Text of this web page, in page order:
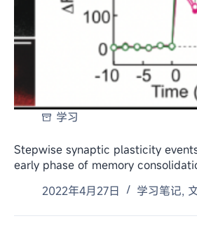
学习
Stepwise synaptic plasticity
early phase of memory
2022年4月27日
学习笔记,